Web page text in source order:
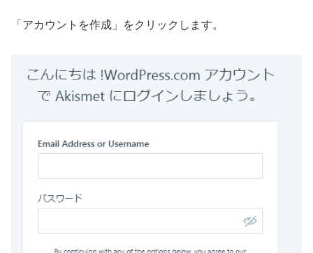
「アカウントを作成」をクリックします。